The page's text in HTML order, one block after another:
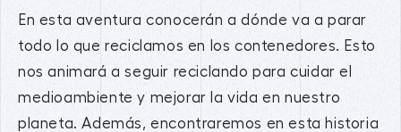
En esta aventura conocerán a dónde va a parar
todo lo que reciclamos en los contenedores. Esto
nos animará a seguir reciclando para cuidar el
medioambiente y mejorar la vida en nuestro
planeta. Además, encontraremos en esta historia